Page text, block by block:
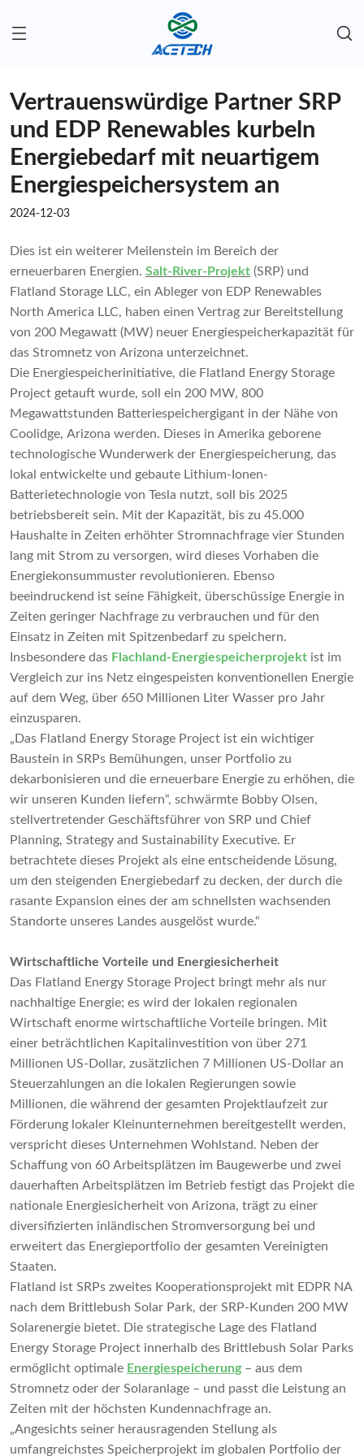
Vertrauenswürdige Partner SRP
und EDP Renewables kurbeln
Energiebedarf mit neuartigem
Energiespeichersystem an
2024-12-03
Dies ist ein weiterer Meilenstein im Bereich der
erneuerbaren Energien. Salt-River-Projekt (SRP) und
Flatland Storage LLC, ein Ableger von EDP Renewables
North America LLC, haben einen Vertrag zur Bereitstellung
von 200 Megawatt (MW) neuer Energiespeicherkapazität für
das Stromnetz von Arizona unterzeichnet.
Die Energiespeicherinitiative, die Flatland Energy Storage
Project getauft wurde, soll ein 200 MW, 800
Megawattstunden Batteriespeichergigant in der Nähe von
Coolidge, Arizona werden. Dieses in Amerika geborene
technologische Wunderwerk der Energiespeicherung, das
lokal entwickelte und gebaute Lithium-Ionen-
Batterietechnologie von Tesla nutzt, soll bis 2025
betriebsbereit sein. Mit der Kapazität, bis zu 45.000
Haushalte in Zeiten erhöhter Stromnachfrage vier Stunden
lang mit Strom zu versorgen, wird dieses Vorhaben die
Energiekonsummuster revolutionieren. Ebenso
beeindruckend ist seine Fähigkeit, überschüssige Energie in
Zeiten geringer Nachfrage zu verbrauchen und für den
Einsatz in Zeiten mit Spitzenbedarf zu speichern.
Insbesondere das Flachland-Energiespeicherprojekt ist im
Vergleich zur ins Netz eingespeisten konventionellen Energie
auf dem Weg, über 650 Millionen Liter Wasser pro Jahr
einzusparen.
„Das Flatland Energy Storage Project ist ein wichtiger
Baustein in SRPs Bemühungen, unser Portfolio zu
dekarbonisieren und die erneuerbare Energie zu erhöhen, die
wir unseren Kunden liefern“, schwärmte Bobby Olsen,
stellvertretender Geschäftsführer von SRP und Chief
Planning, Strategy and Sustainability Executive. Er
betrachtete dieses Projekt als eine entscheidende Lösung,
um den steigenden Energiebedarf zu decken, der durch die
rasante Expansion eines der am schnellsten wachsenden
Standorte unseres Landes ausgelöst wurde.“
Wirtschaftliche Vorteile und Energiesicherheit
Das Flatland Energy Storage Project bringt mehr als nur
nachhaltige Energie; es wird der lokalen regionalen
Wirtschaft enorme wirtschaftliche Vorteile bringen. Mit
einer beträchtlichen Kapitalinvestition von über 271
Millionen US-Dollar, zusätzlichen 7 Millionen US-Dollar an
Steuerzahlungen an die lokalen Regierungen sowie
Millionen, die während der gesamten Projektlaufzeit zur
Förderung lokaler Kleinunternehmen bereitgestellt werden,
verspricht dieses Unternehmen Wohlstand. Neben der
Schaffung von 60 Arbeitsplätzen im Baugewerbe und zwei
dauerhaften Arbeitsplätzen im Betrieb festigt das Projekt die
nationale Energiesicherheit von Arizona, trägt zu einer
diversifizierten inländischen Stromversorgung bei und
erweitert das Energieportfolio der gesamten Vereinigten
Staaten.
Flatland ist SRPs zweites Kooperationsprojekt mit EDPR NA
nach dem Brittlebush Solar Park, der SRP-Kunden 200 MW
Solarenergie bietet. Die strategische Lage des Flatland
Energy Storage Project innerhalb des Brittlebush Solar Parks
ermöglicht optimale Energiespeicherung– aus dem
Stromnetz oder der Solaranlage – und passt die Leistung an
Zeiten mit der höchsten Kundennachfrage an.
„Angesichts seiner herausragenden Stellung als
umfangreichstes Speicherprojekt im globalen Portfolio der